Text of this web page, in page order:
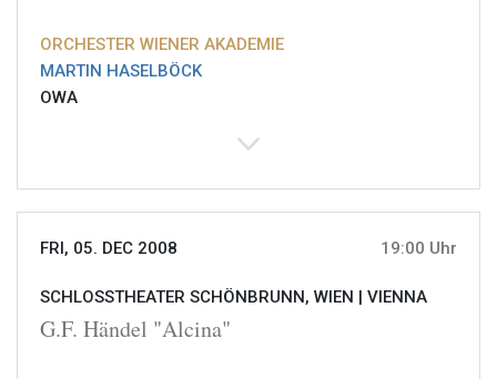
ORCHESTER WIENER AKADEMIE
MARTIN HASELBÖCK
OWA
FRI, 05. DEC 2008 19:00 Uhr
SCHLOSSTHEATER SCHÖNBRUNN, WIEN | VIENNA
G.F. Händel "Alcina"